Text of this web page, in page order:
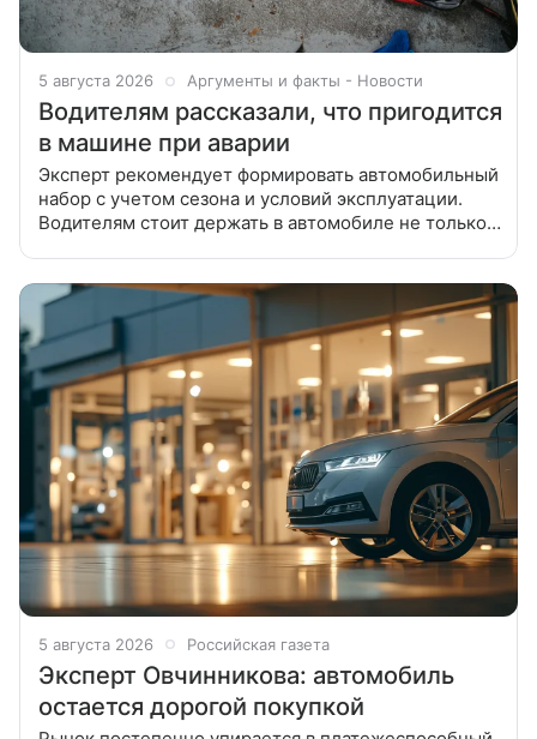
5 августа 2026 Аргументы и факты - Новости
Водителям рассказали, что пригодится
в машине при аварии
Эксперт рекомендует формировать автомобильный
набор с учетом сезона и условий эксплуатации.
Водителям стоит держать в автомобиле не только
5 августа 2026 Российская газета
Эксперт Овчинникова: автомобиль
остается дорогой покупкой